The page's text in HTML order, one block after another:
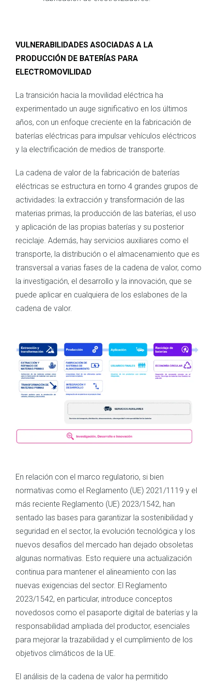
VULNERABILIDADES ASOCIADAS A LA
PRODUCCIÓN DE BATERÍAS PARA
ELECTROMOVILIDAD
La transición hacia la movilidad eléctrica ha
experimentado un auge significativo en los últimos
años, con un enfoque creciente en la fabricación de
baterías eléctricas para impulsar vehículos eléctricos
y la electrificación de medios de transporte.
La cadena de valor de la fabricación de baterías
eléctricas se estructura en torno 4 grandes grupos de
actividades: la extracción y transformación de las
materias primas, la producción de las baterías, el uso
y aplicación de las propias baterías y su posterior
reciclaje. Además, hay servicios auxiliares como el
transporte, la distribución o el almacenamiento que es
transversal a varias fases de la cadena de valor, como
la investigación, el desarrollo y la innovación, que se
puede aplicar en cualquiera de los eslabones de la
cadena de valor.
En relación con el marco regulatorio, si bien
normativas como el Reglamento (UE) 2021/1119 y el
más reciente Reglamento (UE) 2023/1542, han
sentado las bases para garantizar la sostenibilidad y
seguridad en el sector, la evolución tecnológica y los
nuevos desafíos del mercado han dejado obsoletas
algunas normativas. Esto requiere una actualización
continua para mantener el alineamiento con las
nuevas exigencias del sector. El Reglamento
2023/1542, en particular, introduce conceptos
novedosos como el pasaporte digital de baterías y la
responsabilidad ampliada del productor, esenciales
para mejorar la trazabilidad y el cumplimiento de los
objetivos climáticos de la UE.
El análisis de la cadena de valor ha permitido